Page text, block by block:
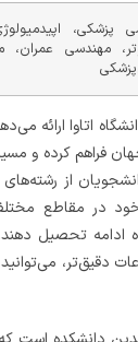
اپیدمیولوژی،
عمران،
ارائه می‌دهد،
کرده و مسیر
از رشته‌های
مقاطع مختلف
تحصیل دهند.
می‌توانید به